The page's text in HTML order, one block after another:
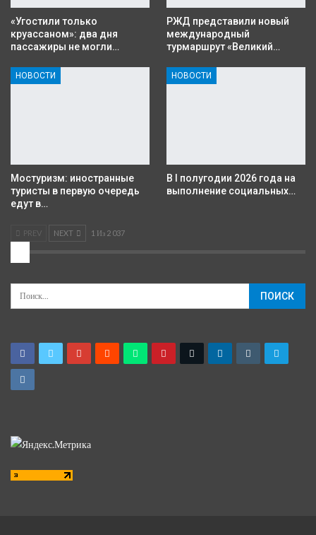
«Угостили только
круассаном»: два дня
пассажиры не могли…
РЖД представили новый
международный
турмаршрут «Великий…
НОВОСТИ
Мостуризм: иностранные
туристы в первую очередь
едут в…
НОВОСТИ
В I полугодии 2026 года на
выполнение социальных…
PREV NEXT 1 Из 2 037